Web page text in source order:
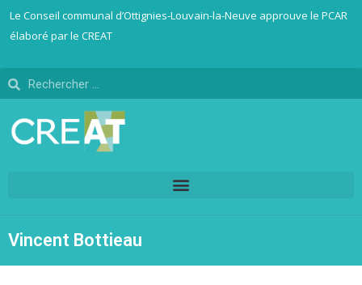
Le Conseil communal d’Ottignies-Louvain-la-Neuve approuve le PCAR
élaboré par le CREAT
Vincent Bottieau